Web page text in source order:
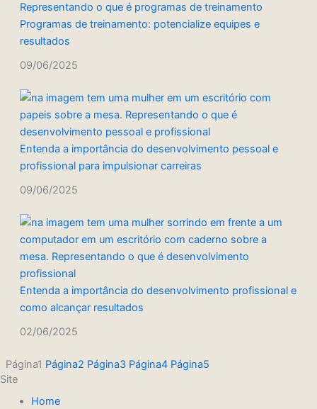
Programas de treinamento: potencialize equipes e
resultados
09/06/2025
Entenda a importância do desenvolvimento pessoal e
profissional para impulsionar carreiras
09/06/2025
Entenda a importância do desenvolvimento profissional e
como alcançar resultados
02/06/2025
Página1 Página2 Página3 Página4 Página5
Site
Home